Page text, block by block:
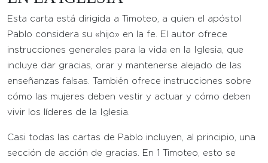
Esta carta está dirigida a Timoteo, a quien el apóstol
Pablo considera su «hijo» en la fe. El autor ofrece
instrucciones generales para la vida en la Iglesia, que
incluye dar gracias, orar y mantenerse alejado de las
enseñanzas falsas. También ofrece instrucciones sobre
cómo las mujeres deben vestir y actuar y cómo deben
vivir los líderes de la Iglesia.
Casi todas las cartas de Pablo incluyen, al principio, una
sección de acción de gracias. En 1 Timoteo, esto se